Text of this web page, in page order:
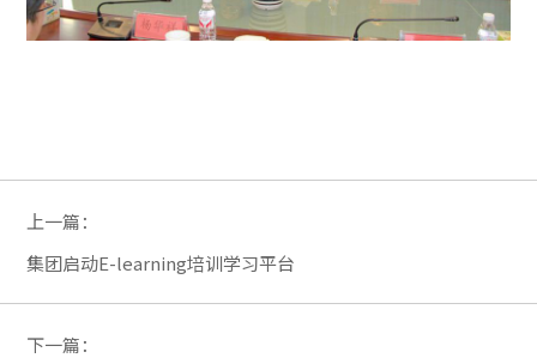
上一篇：
集团启动E-learning培训学习平台
下一篇：